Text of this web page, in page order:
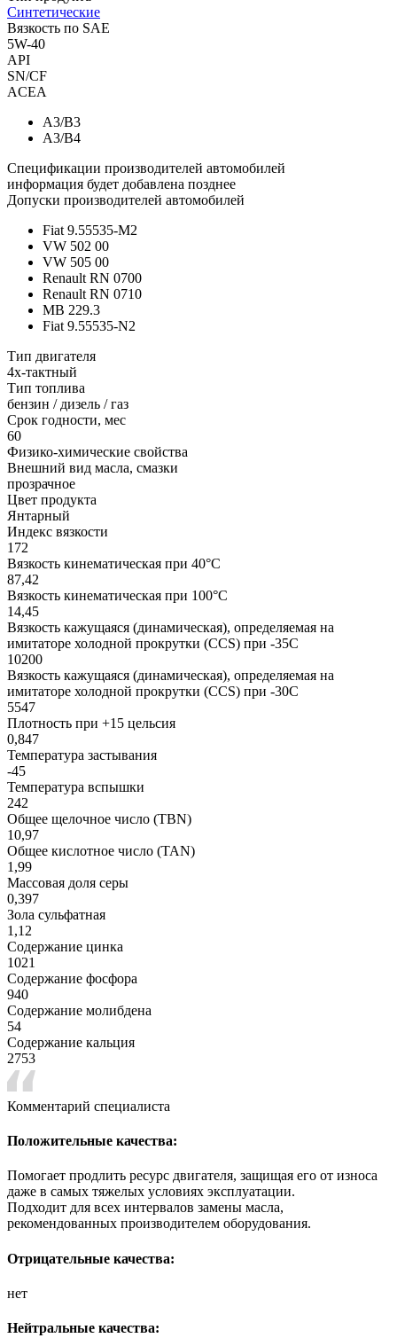
Синтетические
Вязкость по SAE
5W-40
API
SN/CF
ACEA
A3/B3
A3/B4
Спецификации производителей автомобилей
информация будет добавлена позднее
Допуски производителей автомобилей
Fiat 9.55535-M2
VW 502 00
VW 505 00
Renault RN 0700
Renault RN 0710
MB 229.3
Fiat 9.55535-N2
Тип двигателя
4х-тактный
Тип топлива
бензин / дизель / газ
Срок годности, мес
60
Физико-химические свойства
Внешний вид масла, смазки
прозрачное
Цвет продукта
Янтарный
Индекс вязкости
172
Вязкость кинематическая при 40°С
87,42
Вязкость кинематическая при 100°С
14,45
Вязкость кажущаяся (динамическая), определяемая на
имитаторе холодной прокрутки (CCS) при -35С
10200
Вязкость кажущаяся (динамическая), определяемая на
имитаторе холодной прокрутки (CCS) при -30С
5547
Плотность при +15 цельсия
0,847
Температура застывания
-45
Температура вспышки
242
Общее щелочное число (TBN)
10,97
Общее кислотное число (TAN)
1,99
Массовая доля серы
0,397
Зола сульфатная
1,12
Содержание цинка
1021
Содержание фосфора
940
Содержание молибдена
54
Содержание кальция
2753
Комментарий специалиста
Положительные качества:
Помогает продлить ресурс двигателя, защищая его от износа
даже в самых тяжелых условиях эксплуатации.
Подходит для всех интервалов замены масла,
рекомендованных производителем оборудования.
Отрицательные качества:
нет
Нейтральные качества: